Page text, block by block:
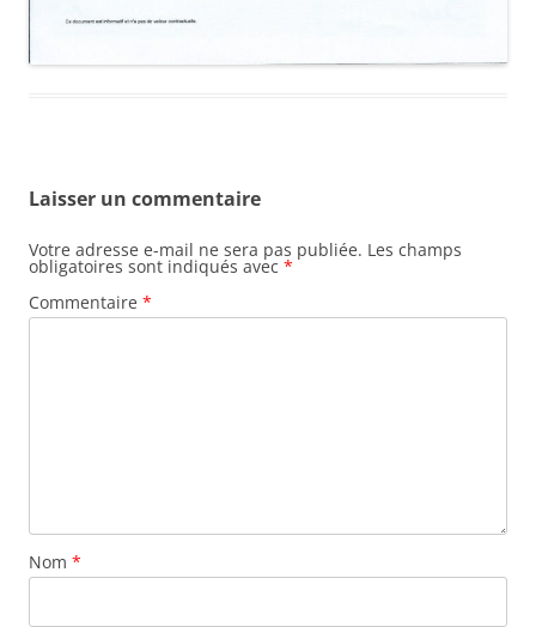
Laisser un commentaire
Votre adresse e-mail ne sera pas publiée. Les champs
obligatoires sont indiqués avec *
Commentaire *
Nom *